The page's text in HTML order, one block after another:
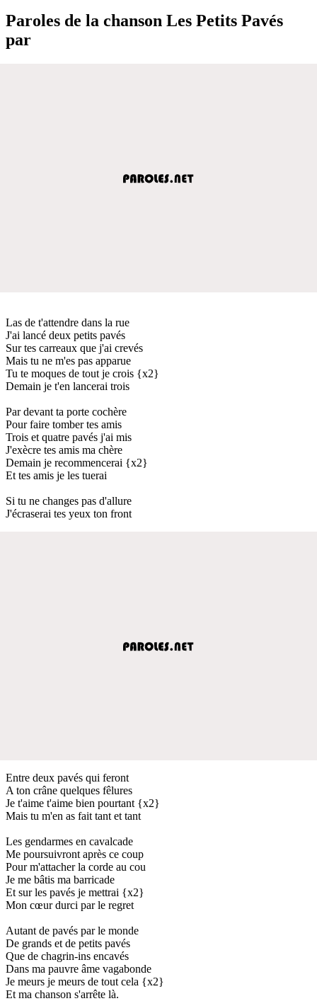
Paroles de la chanson Les Petits Pavés
par
Las de t'attendre dans la rue
J'ai lancé deux petits pavés
Sur tes carreaux que j'ai crevés
Mais tu ne m'es pas apparue
Tu te moques de tout je crois {x2}
Demain je t'en lancerai trois
Par devant ta porte cochère
Pour faire tomber tes amis
Trois et quatre pavés j'ai mis
J'exècre tes amis ma chère
Demain je recommencerai {x2}
Et tes amis je les tuerai
Si tu ne changes pas d'allure
J'écraserai tes yeux ton front
Entre deux pavés qui feront
A ton crâne quelques fêlures
Je t'aime t'aime bien pourtant {x2}
Mais tu m'en as fait tant et tant
Les gendarmes en cavalcade
Me poursuivront après ce coup
Pour m'attacher la corde au cou
Je me bâtis ma barricade
Et sur les pavés je mettrai {x2}
Mon cœur durci par le regret
Autant de pavés par le monde
De grands et de petits pavés
Que de chagrin-ins encavés
Dans ma pauvre âme vagabonde
Je meurs je meurs de tout cela {x2}
Et ma chanson s'arrête là.